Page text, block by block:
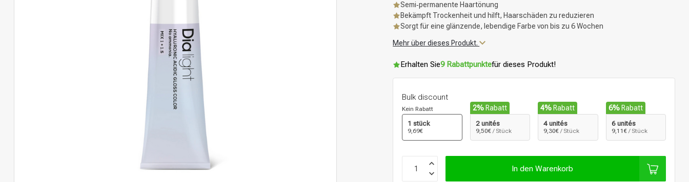
Semi‑permanente Haartönung
Bekämpft Trockenheit und hilft, Haarschäden zu reduzieren
Sorgt für eine glänzende, lebendige Farbe von bis zu 6 Wochen
Mehr über dieses Produkt.
Erhalten Sie9 Rabattpunktefür dieses Produkt!
Bulk discount
Kein Rabatt
1 stück
9,69€
2%Rabatt
2 unités
9,50€ / Stück
4% Rabatt
4 unités
9,30€ / Stück
6%Rabatt
6 unités
9,11€ / Stück
In den Warenkorb